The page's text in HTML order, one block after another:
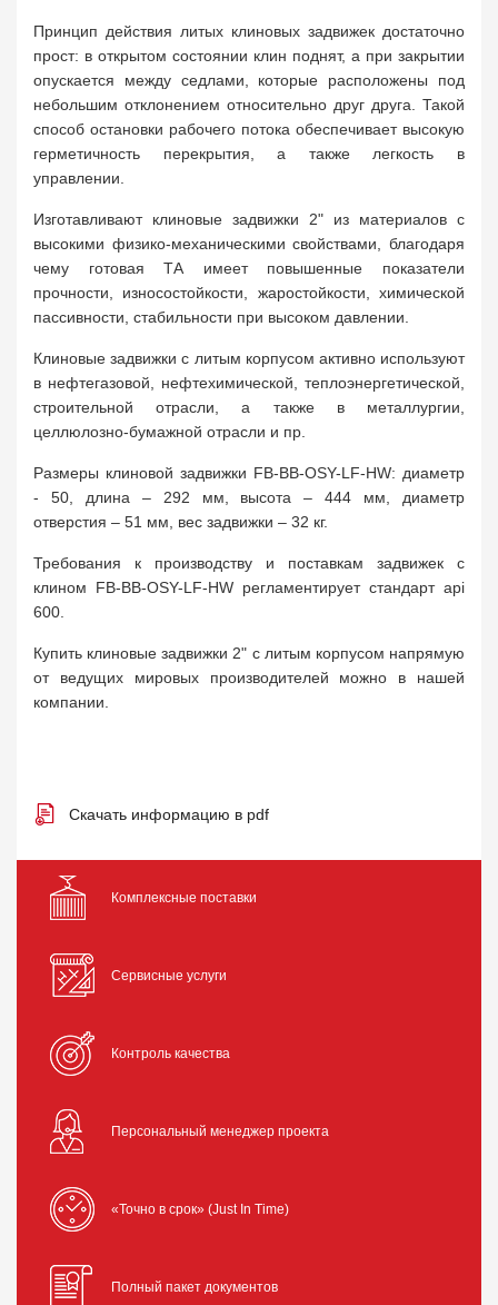
Принцип действия литых клиновых задвижек достаточно
прост: в открытом состоянии клин поднят, а при закрытии
опускается между седлами, которые расположены под
небольшим отклонением относительно друг друга. Такой
способ остановки рабочего потока обеспечивает высокую
герметичность перекрытия, а также легкость в
управлении.
Изготавливают клиновые задвижки 2" из материалов с
высокими физико-механическими свойствами, благодаря
чему готовая ТА имеет повышенные показатели
прочности, износостойкости, жаростойкости, химической
пассивности, стабильности при высоком давлении.
Клиновые задвижки с литым корпусом активно используют
в нефтегазовой, нефтехимической, теплоэнергетической,
строительной отрасли, а также в металлургии,
целлюлозно-бумажной отрасли и пр.
Размеры клиновой задвижки FB-BB-OSY-LF-HW: диаметр
- 50, длина – 292 мм, высота – 444 мм, диаметр
отверстия – 51 мм, вес задвижки – 32 кг.
Требования к производству и поставкам задвижек с
клином FB-BB-OSY-LF-HW регламентирует стандарт api
600.
Купить клиновые задвижки 2" с литым корпусом напрямую
от ведущих мировых производителей можно в нашей
компании.
Скачать информацию в pdf
Комплексные поставки
Сервисные услуги
Контроль качества
Персональный менеджер проекта
«Точно в срок» (Just In Time)
Полный пакет документов